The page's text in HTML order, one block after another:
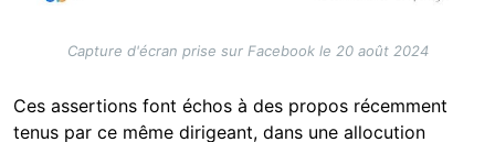
Capture d'écran prise sur Facebook le 20 août 2024
Ces assertions font échos à des propos récemment
tenus par ce même dirigeant, dans une allocution